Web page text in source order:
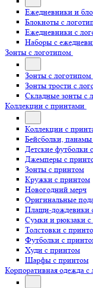
Ежедневники и
Блокноты с
Ежедневники с
Наборы с
Зонты с логотипом
Зонты с логотипом
Зонты трости с
Складные зонты с
Коллекции с принтами
Коллекции с
Бейсболки,
Детские футболки
Джемперы с
Зонты с принтом
Кружки с принтом
Новогодний мерч
Оригинальные
Плащи-дождевики
Сумки и рюкзаки
Толстовки с
Футболки с
Худи с принтом
Шарфы с принтом
Корпоративная одежда с